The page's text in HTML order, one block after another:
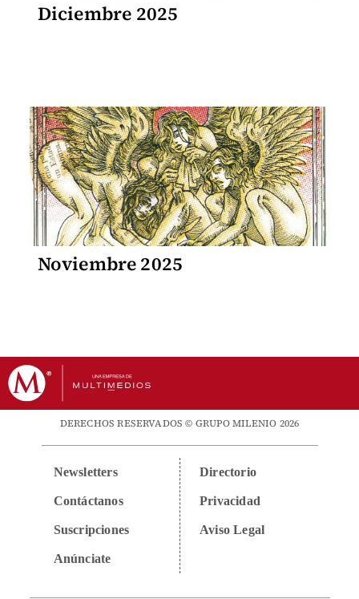
Diciembre 2025
Noviembre 2025
DERECHOS RESERVADOS © GRUPO MILENIO 2026
Newsletters
Contáctanos
Suscripciones
Anúnciate
Directorio
Privacidad
Aviso Legal